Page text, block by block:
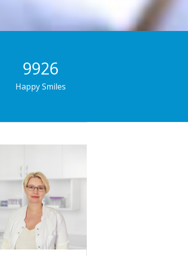
10000
Happy Smiles